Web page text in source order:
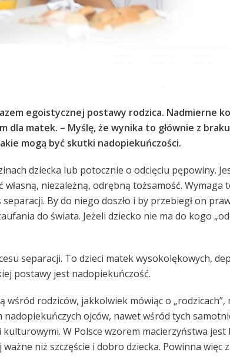
egoistycznej postawy rodzica. Nadmierne
matek. – Myślę, że wynika to głównie z
mogą być skutki nadopiekuńczości.
dziecka lub potocznie o odcięciu pępowiny.
niezależną, odrębną tożsamość.
By do niego doszło i by przebiegł on
do świata. Jeżeli dziecko nie ma do kogo
separacji. To dzieci matek wysokolękowych,
postawy jest nadopiekuńczość.
wśród rodziców, jakkolwiek mówiąc o
ojców, nawet wśród tych
W Polsce wzorem macierzyństwa
niż szczęście i dobro dziecka. Powinna więc